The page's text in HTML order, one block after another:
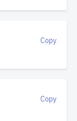
Copy
Copy